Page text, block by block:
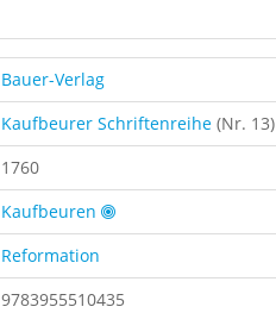
Bauer-Verlag
Kaufbeurer Schriftenreihe (Nr. 13)
1760
Kaufbeuren
Reformation
9783955510435